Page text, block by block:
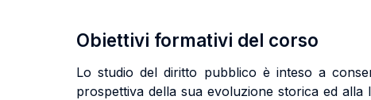
Obiettivi formativi del corso
Lo studio del diritto pubblico è inteso a
prospettiva della sua evoluzione storica ed